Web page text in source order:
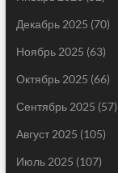
Декабрь 2025 (70)
Ноябрь 2025 (63)
Октябрь 2025 (66)
Сентябрь 2025 (57)
Август 2025 (105)
Июль 2025 (107)